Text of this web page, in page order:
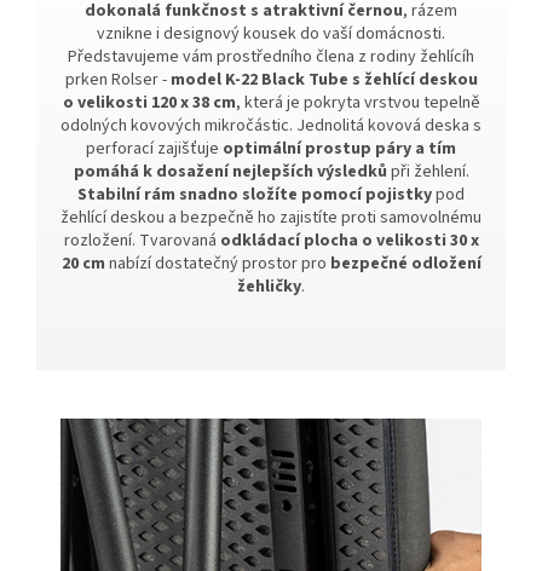
dokonalá funkčnost s atraktivní černou, rázem
vznikne i designový kousek do vaší domácnosti.
Představujeme vám prostředního člena z rodiny žehlícíh
prken Rolser - model K-22 Black Tube s žehlící deskou
o velikosti 120 x 38 cm, která je pokryta vrstvou tepelně
odolných kovových mikročástic. Jednolitá kovová deska s
perforací zajišťuje optimální prostup páry a tím
pomáhá k dosažení nejlepších výsledků při žehlení.
Stabilní rám snadno složíte pomocí pojistkypod
žehlící deskou a bezpečně ho zajistíte proti samovolnému
rozložení. Tvarovaná odkládací plocha o velikosti 30 x
20 cm nabízí dostatečný prostor pro bezpečné odložení
žehličky.